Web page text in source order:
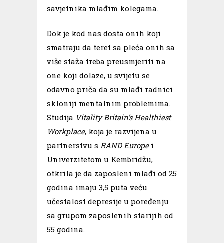
savjetnika mlađim kolegama.
Dok je kod nas dosta onih koji
smatraju da teret sa pleća onih sa
više staža treba preusmjeriti na
one koji dolaze, u svijetu se
odavno priča da su mlađi radnici
skloniji mentalnim problemima.
Studija Vitality Britain’s Healthiest
Workplace, koja je razvijena u
partnerstvu s RAND Europei
Univerzitetom u Kembridžu,
otkrila je da zaposleni mlađi od 25
godina imaju 3,5 puta veću
učestalost depresije u poređenju
sa grupom zaposlenih starijih od
55 godina.